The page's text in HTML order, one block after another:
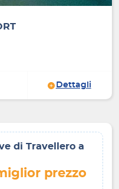
Dettagli
di Travellero a
prezzo